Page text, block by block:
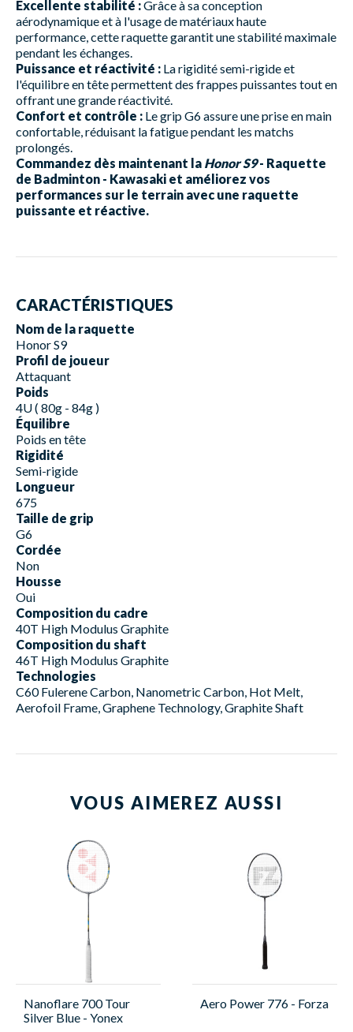
Excellente stabilité :Grâce à sa conception
aérodynamique et à l'usage de matériaux haute
performance, cette raquette garantit une stabilité maximale
pendant les échanges.
Puissance et réactivité : La rigidité semi-rigide et
l'équilibre en tête permettent des frappes puissantes tout en
offrant une grande réactivité.
Confort et contrôle : Le grip G6 assure une prise en main
confortable, réduisant la fatigue pendant les matchs
prolongés.
Commandez dès maintenant la Honor S9- Raquette
de Badminton - Kawasaki et améliorez vos
performances sur le terrain avec une raquette
puissante et réactive.
CARACTÉRISTIQUES
Nom de la raquette
Honor S9
Profil de joueur
Attaquant
Poids
4U ( 80g - 84g )
Équilibre
Poids en tête
Rigidité
Semi-rigide
Longueur
675
Taille de grip
G6
Cordée
Non
Housse
Oui
Composition du cadre
40T High Modulus Graphite
Composition du shaft
46T High Modulus Graphite
Technologies
C60 Fulerene Carbon, Nanometric Carbon, Hot Melt,
Aerofoil Frame, Graphene Technology, Graphite Shaft
VOUS AIMEREZ AUSSI
Nanoflare 700 Tour
Silver Blue - Yonex
Aero Power 776 - Forza